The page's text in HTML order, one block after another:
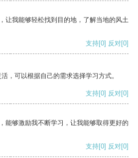
让我能够轻松找到目的地，了解当地的风土
支持[0] 反对[0]
，可以根据自己的需求选择学习方式。
支持[0] 反对[0]
能够激励我不断学习，让我能够取得更好的
支持[0] 反对[0]